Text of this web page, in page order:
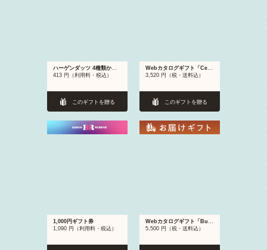
ハーゲンダッツ 4種類から1つ（バニラ／ストロベリー／グリーンティー／クリスピーサンド ザ・リッチキャラメル）
413 円（利用料・税込）
このギフトを贈る
Webカタログギフト「Cesta」TM
3,520 円（税・送料込）
このギフトを贈る
1,000円ギフト券
1,090 円（利用料・税込）
Webカタログギフト「Buena comida」CM
5,500 円（税・送料込）